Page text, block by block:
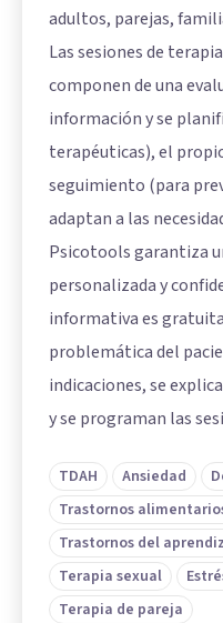
adultos, parejas,
Las sesiones de
componen de una
información y se
terapéuticas), el
seguimiento (para
adaptan a las
Psicotools garantiza
personalizada y
informativa es
problemática del
indicaciones, se
y se programan las
TDAH Ansiedad
Trastornos
Trastornos del
Terapia sexual
Terapia de pareja